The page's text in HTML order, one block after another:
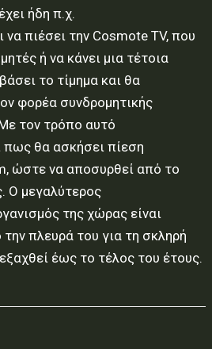
ήδη π.χ.
να πιέσει την Cosmote TV, που
ή να κάνει μια τέτοια
το τίμημα και θα
φορέα συνδρομητικής
τον τρόπο αυτό
πως θα ασκήσει πίεση
ώστε να αποσυρθεί από το
Ο μεγαλύτερος
της χώρας είναι
πλευρά του για τη σκληρή
έως το τέλος του έτους.